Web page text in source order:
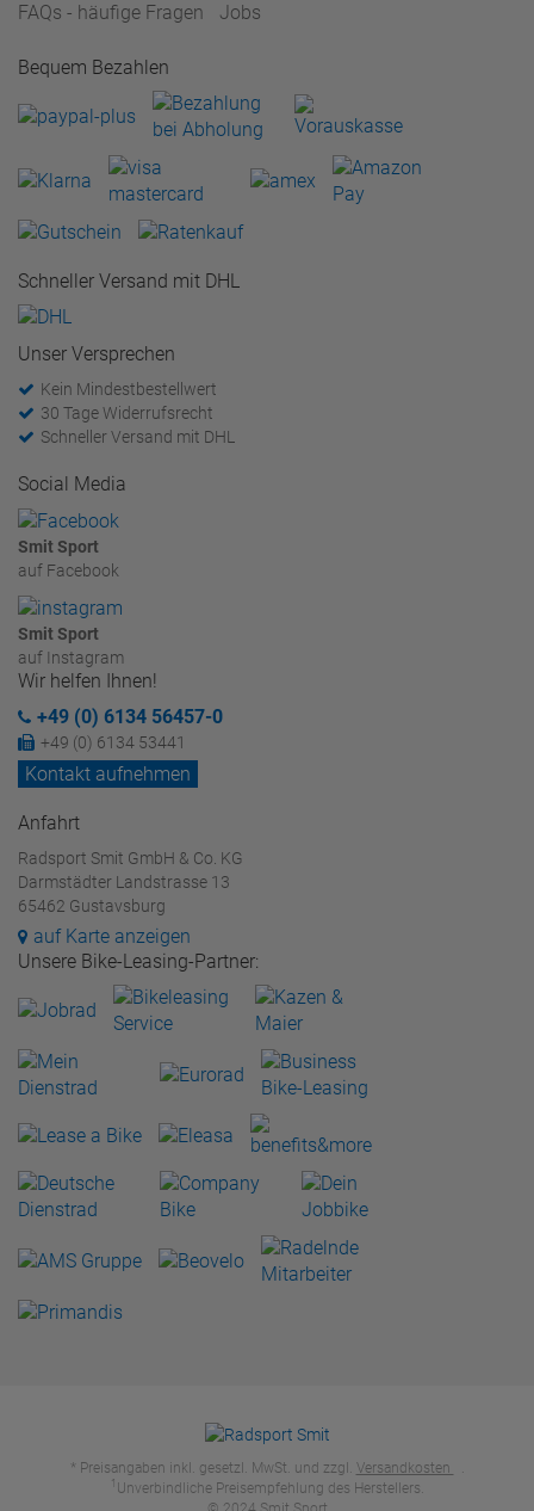
FAQs - häufige Fragen
Jobs
Bequem Bezahlen
Schneller Versand mit DHL
Unser Versprechen
Kein Mindestbestellwert
30 Tage Widerrufsrecht
Schneller Versand mit DHL
Social Media
Smit Sport
auf Facebook
Smit Sport
auf Instagram
Wir helfen Ihnen!
+49 (0) 6134 56457-0
+49 (0) 6134 53441
Kontakt aufnehmen
Anfahrt
Radsport Smit GmbH & Co. KG
Darmstädter Landstrasse 13
65462 Gustavsburg
auf Karte anzeigen
Unsere Bike-Leasing-Partner:
* Preisangaben inkl. gesetzl. MwSt. und zzgl. Versandkosten .
1 Unverbindliche Preisempfehlung des Herstellers.